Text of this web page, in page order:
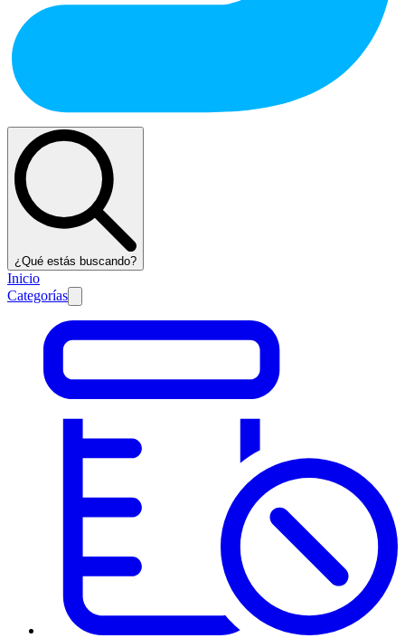
¿Qué estás buscando?
Inicio
Categorías